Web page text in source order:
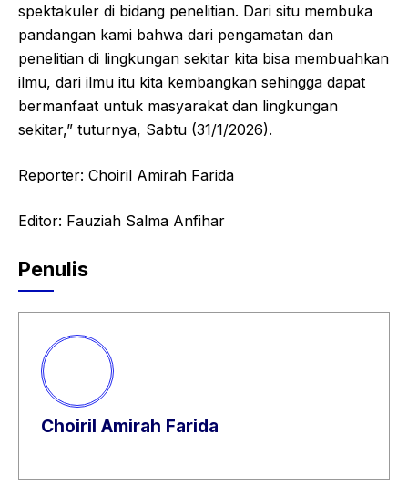
spektakuler di bidang penelitian. Dari situ membuka
pandangan kami bahwa dari pengamatan dan
penelitian di lingkungan sekitar kita bisa membuahkan
ilmu, dari ilmu itu kita kembangkan sehingga dapat
bermanfaat untuk masyarakat dan lingkungan
sekitar,” tuturnya, Sabtu (31/1/2026).
Reporter: Choiril Amirah Farida
Editor: Fauziah Salma Anfihar
Penulis
Choiril Amirah Farida